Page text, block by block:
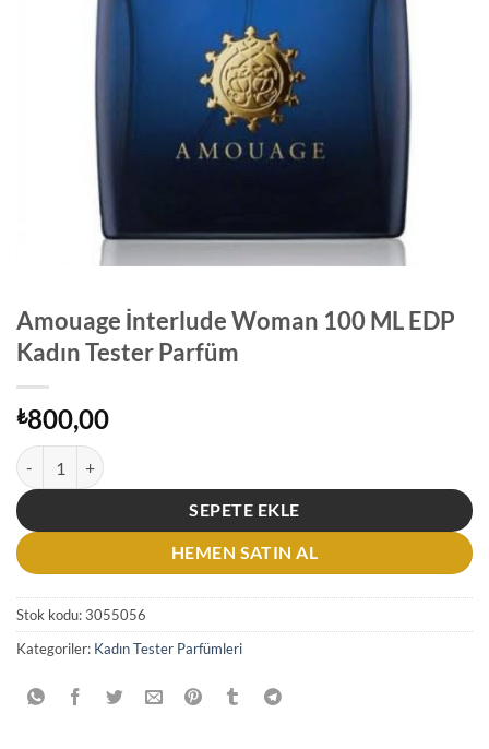
Amouage İnterlude Woman 100 ML EDP
Kadın Tester Parfüm
₺800,00
Amouage İnterlude Woman 100 ML EDP Kadın Tester Parfüm adet
SEPETE EKLE
HEMEN SATIN AL
Stok kodu:3055056
Kategoriler: Kadın Tester Parfümleri